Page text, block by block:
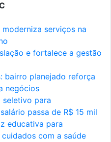
serviços na
e fortalece a gestão
bairro planejado reforça
negócios
seletivo para
passa de R$ 15 mil
educativa para
com a saúde